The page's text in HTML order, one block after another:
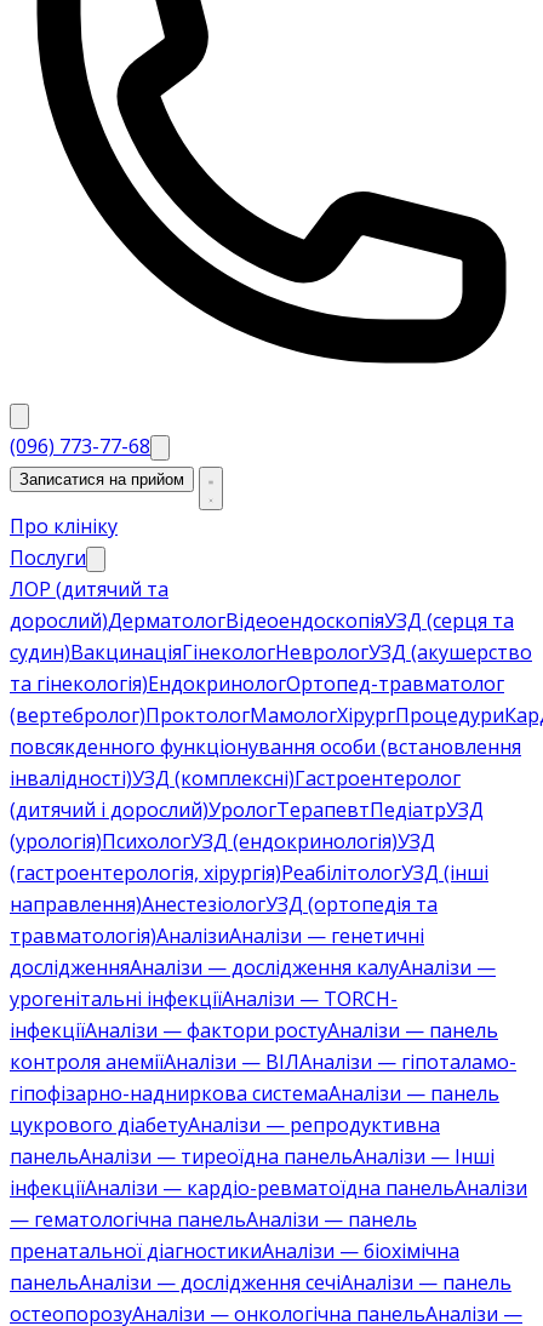
(096) 773-77-68
Записатися на прийом
Про клініку
Послуги
ЛОР (дитячий та
дорослий)ДерматологВідеоендоскопіяУЗД (серця та
судин)ВакцинаціяГінекологНеврологУЗД (акушерство
та гінекологія)ЕндокринологОртопед-травматолог
(вертебролог)ПроктологМамологХірургПроцедури
повсякденного функціонування особи (встановлення
інвалідності)УЗД (комплексні)Гастроентеролог
(дитячий і дорослий)УрологТерапевтПедіатрУЗД
(урологія)ПсихологУЗД (ендокринологія)УЗД
(гастроентерологія, хірургія)РеабілітологУЗД (інші
направлення)АнестезіологУЗД (ортопедія та
травматологія)АналізиАналізи — генетичні
дослідженняАналізи — дослідження калуАналізи —
урогенітальні інфекціїАналізи — TORCH-
інфекціїАналізи — фактори ростуАналізи — панель
контроля анеміїАналізи — ВІЛАналізи — гіпоталамо-
гіпофізарно-надниркова системаАналізи — панель
цукрового діабетуАналізи — репродуктивна
панельАналізи — тиреоїдна панельАналізи — Інші
інфекціїАналізи — кардіо-ревматоїдна панельАналізи
— гематологічна панельАналізи — панель
пренатальної діагностикиАналізи — біохімічна
панельАналізи — дослідження сечіАналізи — панель
остеопорозуАналізи — онкологічна панельАналізи —